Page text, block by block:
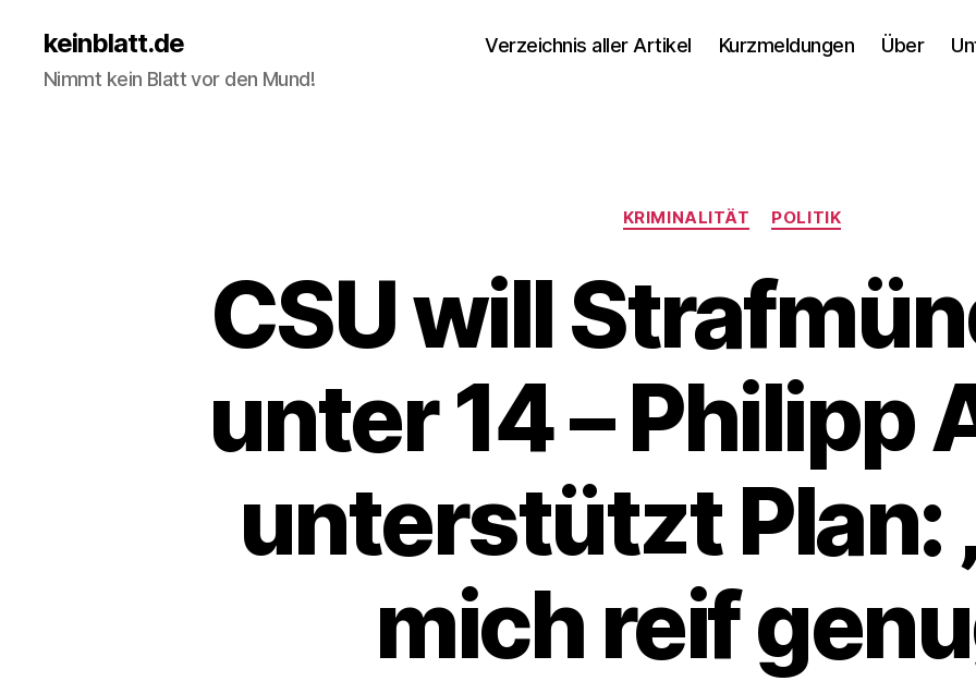
keinblatt.de
Nimmt kein Blatt vor den Mund!
Verzeichnis aller Artikel Kurzmeldungen Über
Kategorien
KRIMINALITÄT POLITIK
CSU will
unter 14 – Philipp
unterstützt Plan:
mich reif